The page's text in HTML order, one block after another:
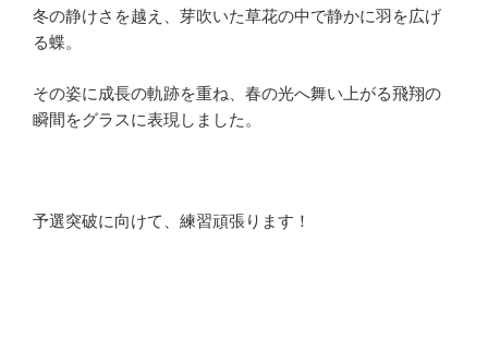
冬の静けさを越え、芽吹いた草花の中で静かに羽を広げ
る蝶。
その姿に成長の軌跡を重ね、春の光へ舞い上がる飛翔の
瞬間をグラスに表現しました。
予選突破に向けて、練習頑張ります！